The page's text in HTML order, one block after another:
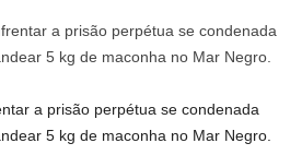
a prisão perpétua se condenada
5 kg de maconha no Mar Negro.